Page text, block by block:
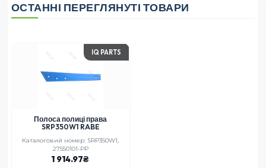
ОСТАННІ ПЕРЕГЛЯНУТІ ТОВАРИ
IQ PARTS
Полоса полиці права
SRP350W1 RABE
Каталоговий номер: SRP350W1,
27550101-PP
1 914.97